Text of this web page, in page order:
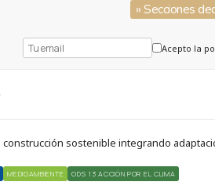
» Secciones
Acepto la
sostenible integrando
MEDIOAMBIENTE ODS 13 ACCIÓN POR EL CLIMA